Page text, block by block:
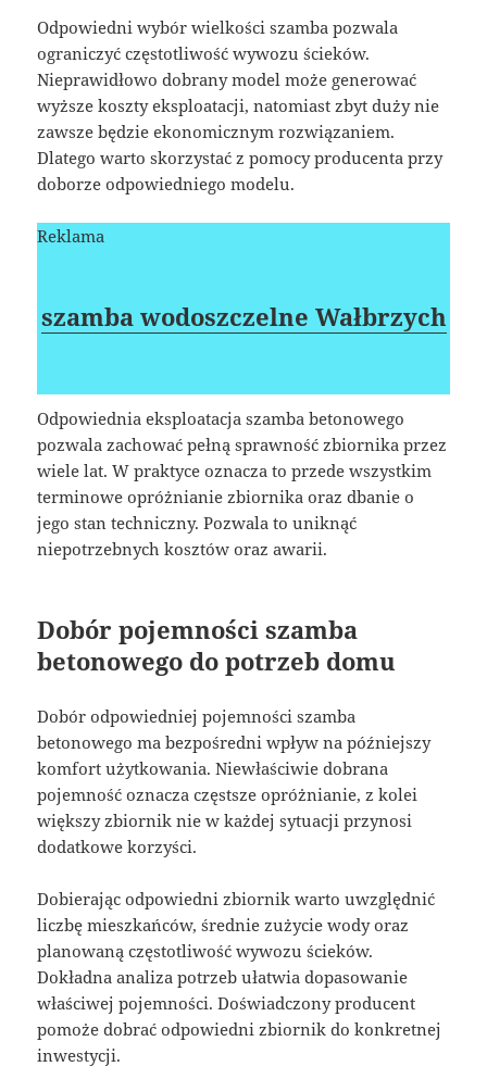
Odpowiedni wybór wielkości szamba pozwala
ograniczyć częstotliwość wywozu ścieków.
Nieprawidłowo dobrany model może generować
wyższe koszty eksploatacji, natomiast zbyt duży nie
zawsze będzie ekonomicznym rozwiązaniem.
Dlatego warto skorzystać z pomocy producenta przy
doborze odpowiedniego modelu.
Reklama
szamba wodoszczelne Wałbrzych
Odpowiednia eksploatacja szamba betonowego
pozwala zachować pełną sprawność zbiornika przez
wiele lat. W praktyce oznacza to przede wszystkim
terminowe opróżnianie zbiornika oraz dbanie o
jego stan techniczny. Pozwala to uniknąć
niepotrzebnych kosztów oraz awarii.
Dobór pojemności szamba
betonowego do potrzeb domu
Dobór odpowiedniej pojemności szamba
betonowego ma bezpośredni wpływ na późniejszy
komfort użytkowania. Niewłaściwie dobrana
pojemność oznacza częstsze opróżnianie, z kolei
większy zbiornik nie w każdej sytuacji przynosi
dodatkowe korzyści.
Dobierając odpowiedni zbiornik warto uwzględnić
liczbę mieszkańców, średnie zużycie wody oraz
planowaną częstotliwość wywozu ścieków.
Dokładna analiza potrzeb ułatwia dopasowanie
właściwej pojemności. Doświadczony producent
pomoże dobrać odpowiedni zbiornik do konkretnej
inwestycji.